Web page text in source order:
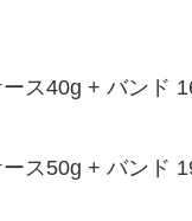
ス40g + バンド
ス50g + バンド